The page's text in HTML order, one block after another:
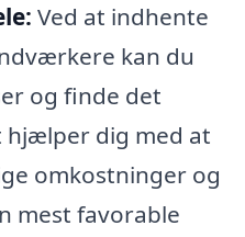
Ved at indhente
kan du
og finde det
hjælper dig med at
omkostninger og
mest favorable